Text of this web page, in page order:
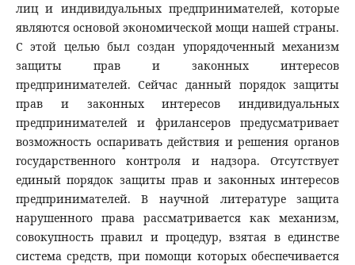
лиц и индивидуальных предпринимателей, которые
являются основой экономической мощи нашей страны.
С этой целью был создан упорядоченный механизм
защиты прав и законных интересов
предпринимателей. Сейчас данный порядок защиты
прав и законных интересов индивидуальных
предпринимателей и фрилансеров предусматривает
возможность оспаривать действия и решения органов
государственного контроля и надзора. Отсутствует
единый порядок защиты прав и законных интересов
предпринимателей. В научной литературе защита
нарушенного права рассматривается как механизм,
совокупность правил и процедур, взятая в единстве
система средств, при помощи которых обеспечивается